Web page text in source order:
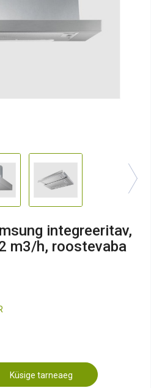
integreeritav,
m3/h, roostevaba
Küsige tarneaeg